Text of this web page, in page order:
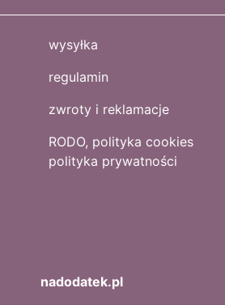
wysyłka
regulamin
zwroty i reklamacje
RODO, polityka cookies
polityka prywatności
nadodatek.pl